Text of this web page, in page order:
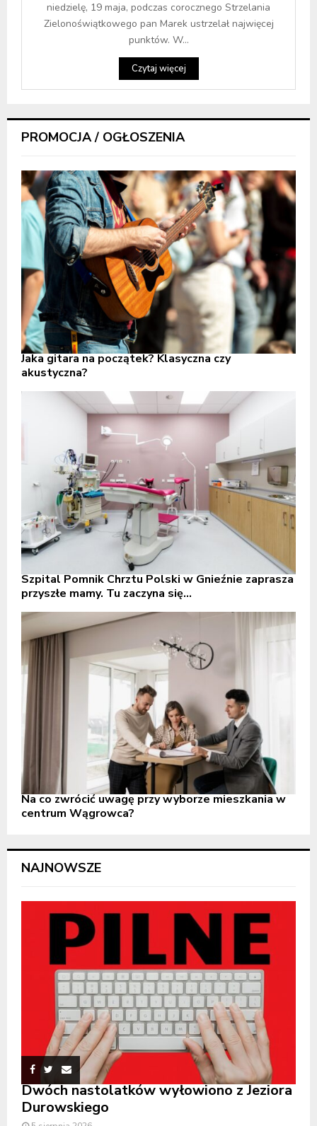
niedzielę, 19 maja, podczas corocznego Strzelania
Zielonoświątkowego pan Marek ustrzelał najwięcej
punktów. W...
Czytaj więcej
PROMOCJA / OGŁOSZENIA
Jaka gitara na początek? Klasyczna czy
akustyczna?
Szpital Pomnik Chrztu Polski w Gnieźnie zaprasza
przyszłe mamy. Tu zaczyna się...
Na co zwrócić uwagę przy wyborze mieszkania w
centrum Wągrowca?
NAJNOWSZE
Dwóch nastolatków wyłowiono z Jeziora
Durowskiego